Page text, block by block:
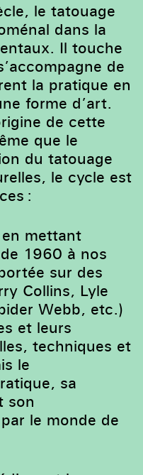
le tatouage
dans la
Il touche
de
la pratique en
forme d’art.
de cette
que le
du tatouage
le cycle est
:
mettant
1960 à nos
sur des
Collins, Lyle
Webb, etc.)
et leurs
techniques et
le
sa
son
le monde de